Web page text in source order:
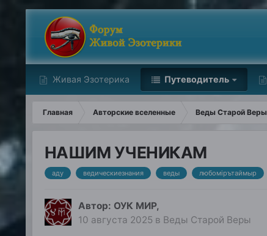
Живая Эзотерика Путеводитель
Главная Авторские вселенные Веды Старой Веры
НАШИМ УЧЕНИКАМ
аду ведическиезнания веды любомiрътаймыр
Автор: ОУК МИР,
10 августа 2025 в Веды Старой Веры